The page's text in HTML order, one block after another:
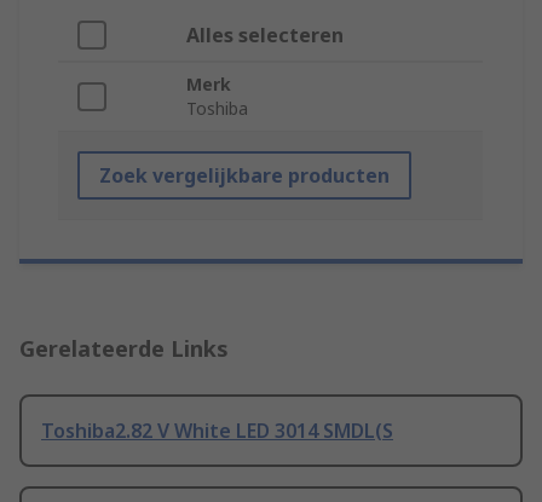
Alles selecteren
Merk
Toshiba
Zoek vergelijkbare producten
Gerelateerde Links
Toshiba2.82 V White LED 3014 SMDL(S